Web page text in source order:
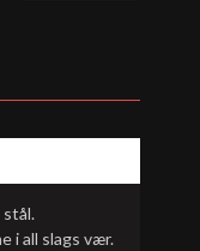
stål.
i all slags vær.